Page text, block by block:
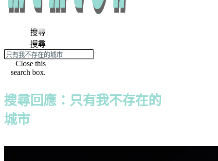
搜尋
搜尋
Close this
search box.
搜尋回應：只有我不存在的
城市